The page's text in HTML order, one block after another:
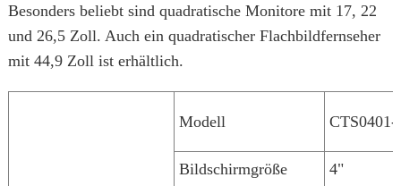
Besonders beliebt sind quadratische Monitore mit 17, 22
und 26,5 Zoll. Auch ein quadratischer Flachbildfernseher
mit 44,9 Zoll ist erhältlich.
Modell CTS0401-
Bildschirmgröße
4"